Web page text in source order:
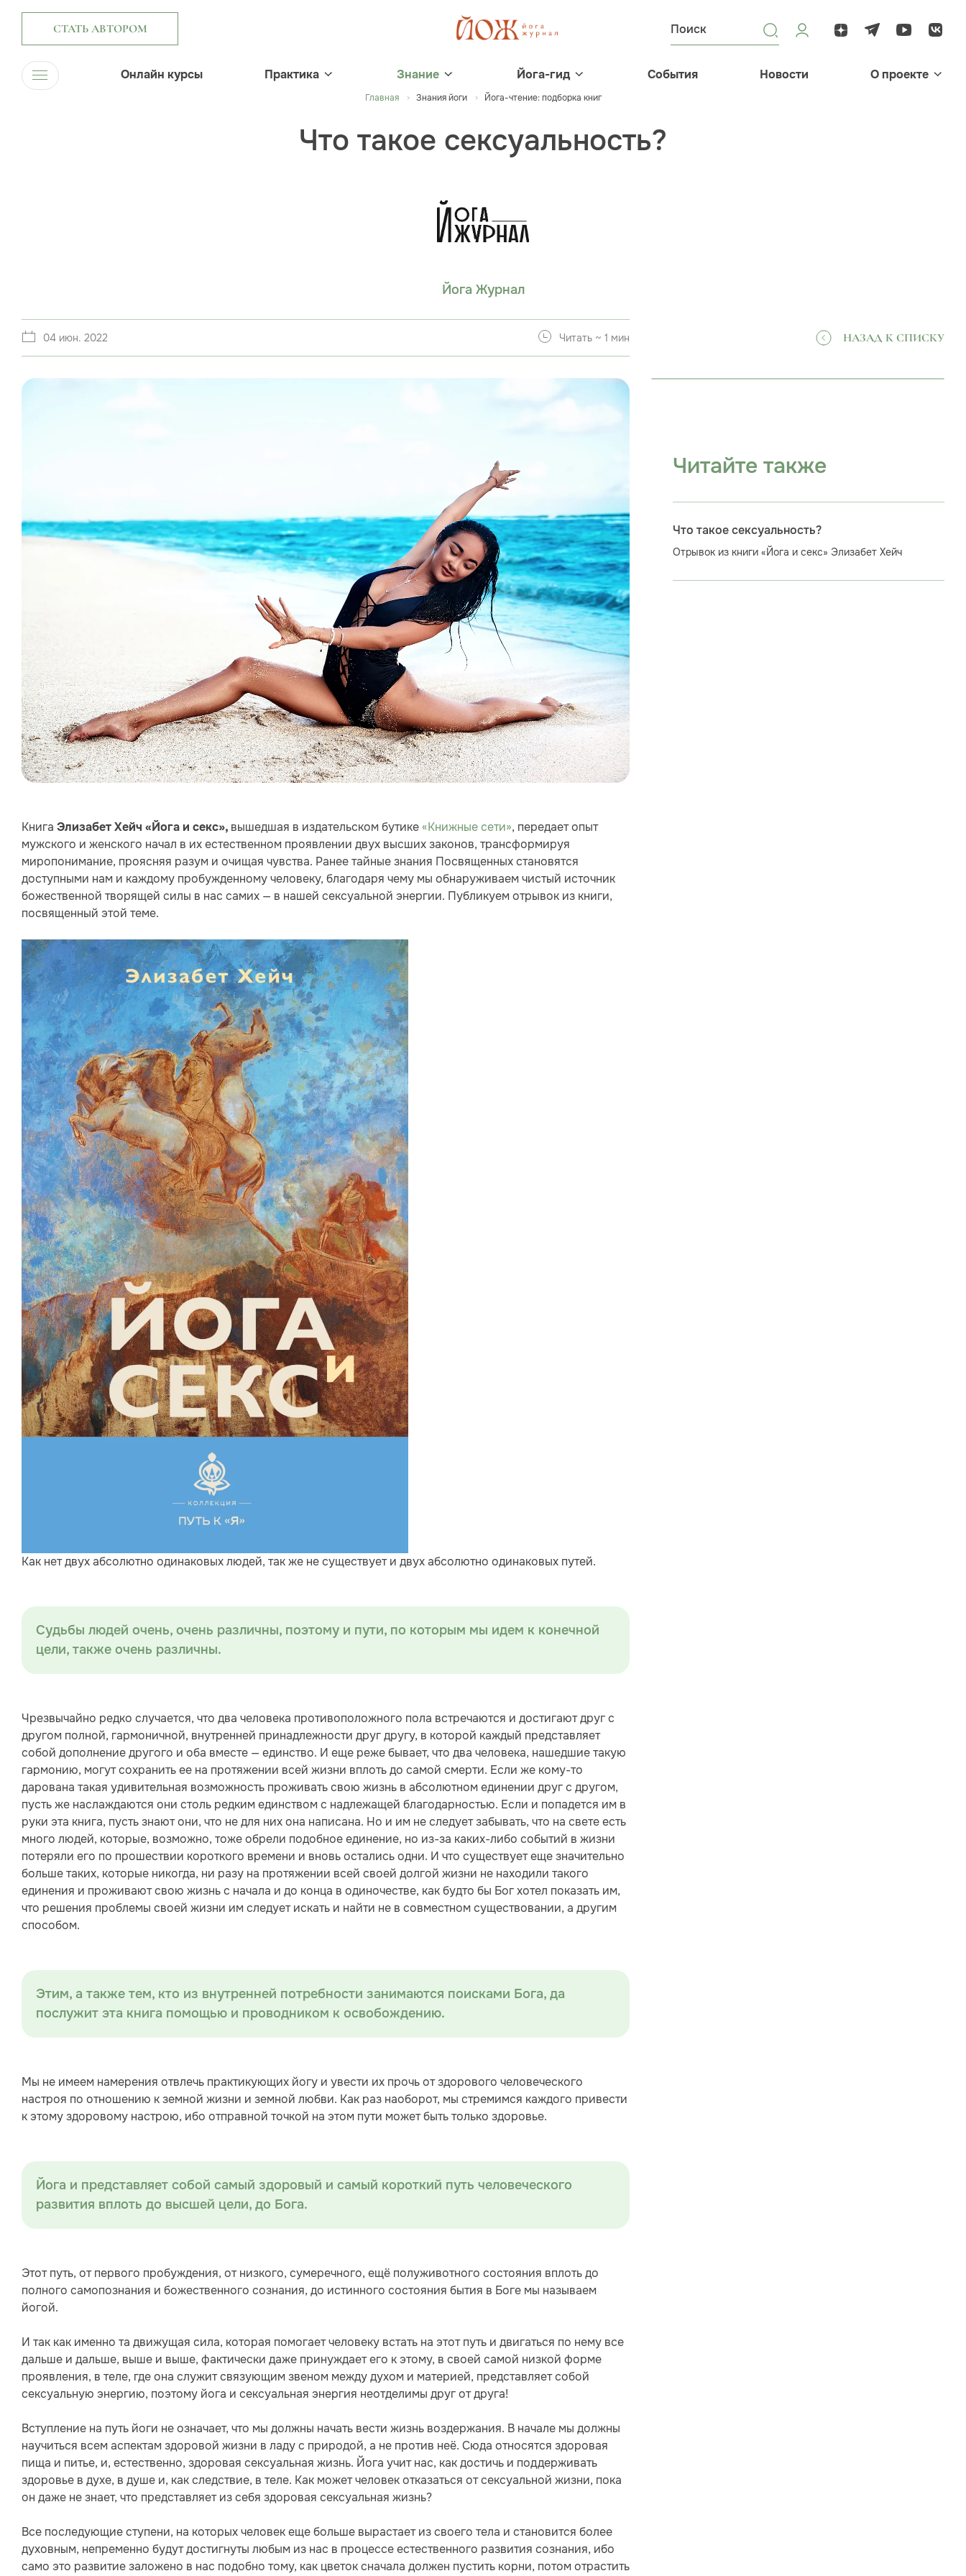
СТАТЬ АВТОРОМ
Онлайн курсы Практика Знание Йога-гид События Новости О проекте
Главная Знания йоги Йога-чтение: подборка книг
Что такое сексуальность?
Йога Журнал
04 июн. 2022 Читать ~ 1 мин НАЗАД К СПИСКУ
Книга Элизабет Хейч «Йога и секс», вышедшая в издательском бутике «Книжные сети», передает опыт
мужского и женского начал в их естественном проявлении двух высших законов, трансформируя
миропонимание, проясняя разум и очищая чувства. Ранее тайные знания Посвященных становятся
доступными нам и каждому пробужденному человеку, благодаря чему мы обнаруживаем чистый источник
божественной творящей силы в нас самих — в нашей сексуальной энергии. Публикуем отрывок из книги,
посвященный этой теме.
Как нет двух абсолютно одинаковых людей, так же не существует и двух абсолютно одинаковых путей.
Судьбы людей очень, очень различны, поэтому и пути, по которым мы идем к конечной
цели, также очень различны.
Чрезвычайно редко случается, что два человека противоположного пола встречаются и достигают друг с
другом полной, гармоничной, внутренней принадлежности друг другу, в которой каждый представляет
собой дополнение другого и оба вместе — единство. И еще реже бывает, что два человека, нашедшие такую
гармонию, могут сохранить ее на протяжении всей жизни вплоть до самой смерти. Если же кому-то
дарована такая удивительная возможность проживать свою жизнь в абсолютном единении друг с другом,
пусть же наслаждаются они столь редким единством с надлежащей благодарностью. Если и попадется им в
руки эта книга, пусть знают они, что не для них она написана. Но и им не следует забывать, что на свете есть
много людей, которые, возможно, тоже обрели подобное единение, но из-за каких-либо событий в жизни
потеряли его по прошествии короткого времени и вновь остались одни. И что существует еще значительно
больше таких, которые никогда, ни разу на протяжении всей своей долгой жизни не находили такого
единения и проживают свою жизнь с начала и до конца в одиночестве, как будто бы Бог хотел показать им,
что решения проблемы своей жизни им следует искать и найти не в совместном существовании, а другим
способом.
Этим, а также тем, кто из внутренней потребности занимаются поисками Бога, да
послужит эта книга помощью и проводником к освобождению.
Мы не имеем намерения отвлечь практикующих йогу и увести их прочь от здорового человеческого
настроя по отношению к земной жизни и земной любви. Как раз наоборот, мы стремимся каждого привести
к этому здоровому настрою, ибо отправной точкой на этом пути может быть только здоровье.
Йога и представляет собой самый здоровый и самый короткий путь человеческого
развития вплоть до высшей цели, до Бога.
Этот путь, от первого пробуждения, от низкого, сумеречного, ещё полуживотного состояния вплоть до
полного самопознания и божественного сознания, до истинного состояния бытия в Боге мы называем
йогой.
И так как именно та движущая сила, которая помогает человеку встать на этот путь и двигаться по нему все
дальше и дальше, выше и выше, фактически даже принуждает его к этому, в своей самой низкой форме
проявления, в теле, где она служит связующим звеном между духом и материей, представляет собой
сексуальную энергию, поэтому йога и сексуальная энергия неотделимы друг от друга!
Вступление на путь йоги не означает, что мы должны начать вести жизнь воздержания. В начале мы должны
научиться всем аспектам здоровой жизни в ладу с природой, а не против неё. Сюда относятся здоровая
пища и питье, и, естественно, здоровая сексуальная жизнь. Йога учит нас, как достичь и поддерживать
здоровье в духе, в душе и, как следствие, в теле. Как может человек отказаться от сексуальной жизни, пока
он даже не знает, что представляет из себя здоровая сексуальная жизнь?
Все последующие ступени, на которых человек еще больше вырастает из своего тела и становится более
духовным, непременно будут достигнуты любым из нас в процессе естественного развития сознания, ибо
само это развитие заложено в нас подобно тому, как цветок сначала должен пустить корни, потом отрастить
Читайте также
Что такое сексуальность?
Отрывок из книги «Йога и секс» Элизабет Хейч